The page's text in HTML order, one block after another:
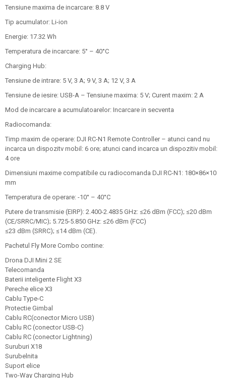
Tensiune maxima de incarcare: 8.8 V
Tip acumulator: Li-ion
Energie: 17.32 Wh
Temperatura de incarcare: 5° – 40°C
Charging Hub:
Tensiune de intrare: 5 V, 3 A; 9 V, 3 A; 12 V, 3 A
Tensiune de iesire: USB-A – Tensiune maxima: 5 V; Curent maxim: 2 A
Mod de incarcare a acumulatoarelor: Incarcare in secventa
Radiocomanda:
Timp maxim de operare: DJI RC-N1 Remote Controller – atunci cand nu
incarca un dispozitv mobil: 6 ore; atunci cand incarca un dispozitiv mobil:
4 ore
Dimensiuni maxime compatibile cu radiocomanda DJI RC-N1: 180×86×10
mm
Temperatura de operare: -10° – 40°C
Putere de transmisie (EIRP): 2.400-2.4835 GHz: ≤26 dBm (FCC); ≤20 dBm
(CE/SRRC/MIC); 5.725-5.850 GHz: ≤26 dBm (FCC)
≤23 dBm (SRRC); ≤14 dBm (CE).
Pachetul Fly More Combo contine:
Drona DJI Mini 2 SE
Telecomanda
Baterii inteligente Flight X3
Pereche elice X3
Cablu Type-C
Protectie Gimbal
Cablu RC(conector Micro USB)
Cablu RC (conector USB-C)
Cablu RC (conector Lightning)
Suruburi X18
Surubelnita
Suport elice
Two-Way Charging Hub